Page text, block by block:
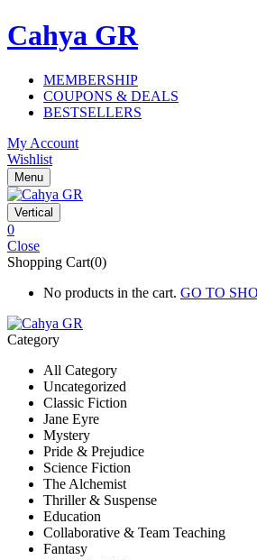
Cahya GR
MEMBERSHIP
COUPONS & DEALS
BESTSELLERS
My Account
Wishlist
Menu
Vertical
0
Close
Shopping Cart(0)
No products in the cart. GO TO
Category
All Category
Uncategorized
Classic Fiction
Jane Eyre
Mystery
Pride & Prejudice
Science Fiction
The Alchemist
Thriller & Suspense
Education
Collaborative & Team Teaching
Fantasy